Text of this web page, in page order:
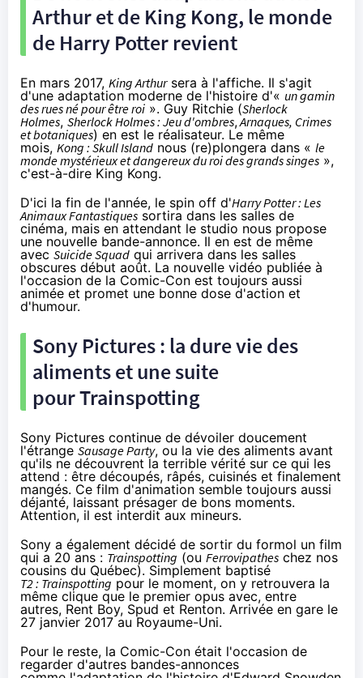
Arthur et de King Kong, le monde
de Harry Potter revient
En mars 2017, King Arthursera à l'affiche. Il s'agit
d'une adaptation moderne de l'histoire d'« un gamin
des rues né pour être roi ». Guy Ritchie (Sherlock
Holmes, Sherlock Holmes : Jeu d'ombres,Arnaques, Crimes
et botaniques) en est le réalisateur. Le même
mois, Kong : Skull Island nous (re)plongera dans « le
monde mystérieux et dangereux du roi des grands singes »,
c'est-à-dire King Kong.
D'ici la fin de l'année, le spin off d'Harry Potter : Les
Animaux Fantastiques sortira dans les salles de
cinéma, mais en attendant le studio nous propose
une nouvelle bande-annonce. Il en est de même
avec Suicide Squad qui arrivera dans les salles
obscures début août. La nouvelle vidéo publiée à
l'occasion de la Comic-Con est toujours aussi
animée et promet une bonne dose d'action et
d'humour.
Sony Pictures : la dure vie des
aliments et une suite
pour Trainspotting
Sony Pictures continue de dévoiler doucement
l'étrange Sausage Party, ou la vie des aliments avant
qu'ils ne découvrent la terrible vérité sur ce qui les
attend : être découpés, râpés, cuisinés et finalement
mangés. Ce film d'animation semble toujours aussi
déjanté, laissant présager de bons moments.
Attention, il est interdit aux mineurs.
Sony a également décidé de sortir du formol un film
qui a 20 ans : Trainspotting (ou Ferrovipathes chez nos
cousins du Québec). Simplement baptisé
T2 : Trainspotting pour le moment, on y retrouvera la
même clique que le premier opus avec, entre
autres, Rent Boy, Spud et Renton. Arrivée en gare le
27 janvier 2017 au Royaume-Uni.
Pour le reste, la Comic-Con était l'occasion de
regarder d'autres bandes-annonces